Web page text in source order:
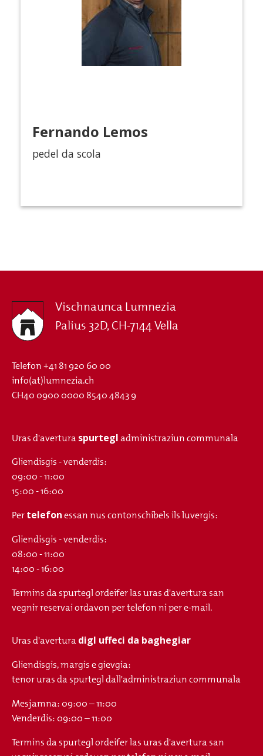
Fernando Lemos
pedel da scola
Vischnaunca Lumnezia
Palius 32D, CH-7144 Vella
Telefon+41 81 920 60 00
info(at)lumnezia.ch
CH40 0900 0000 8540 4843 9
Uras d'averturaspurtegladministraziun communala
Gliendisgis - venderdis:
09:00 - 11:00
15:00 - 16:00
Pertelefonessan nus contonschibels ils luvergis:
Gliendisgis - venderdis:
08:00 - 11:00
14:00 - 16:00
Termins da spurtegl ordeifer las uras d'avertura san
vegnir reservai ordavon per telefon ni per e-mail.
Uras d'averturadigl uffeci da baghegiar
Gliendisgis, margis e gievgia:
tenor uras da spurtegl dall'administraziun communala
Mesjamna: 09:00 – 11:00
Venderdis: 09:00 – 11:00
Termins da spurtegl ordeifer las uras d'avertura san